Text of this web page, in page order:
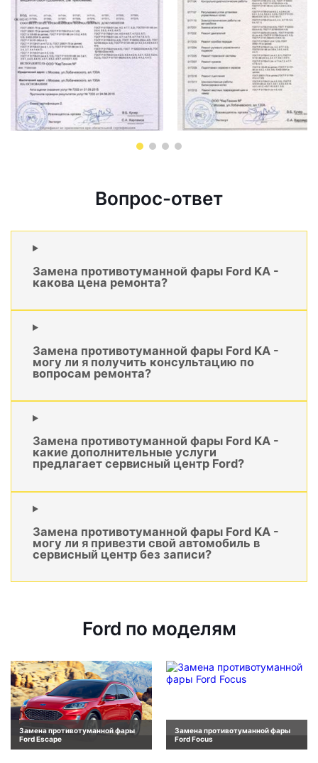
Вопрос-ответ
Замена противотуманной фары Ford KA -
какова цена ремонта?
Замена противотуманной фары Ford KA -
могу ли я получить консультацию по
вопросам ремонта?
Замена противотуманной фары Ford KA -
какие дополнительные услуги
предлагает сервисный центр Ford?
Замена противотуманной фары Ford KA -
могу ли я привезти свой автомобиль в
сервисный центр без записи?
Ford по моделям
Замена противотуманной фары
Ford Escape
Замена противотуманной фары
Ford Focus